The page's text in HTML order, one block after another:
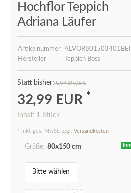
Hochflor Teppich
Adriana Läufer
Artikelnummer
Hersteller
Teppich Boss
UVP 39,06 €
32,99 EUR *
Inhalt 1 Stück
* inkl. ges. MwSt. zzgl. Versandkosten
Größe: 80x150 cm
Bitte wählen